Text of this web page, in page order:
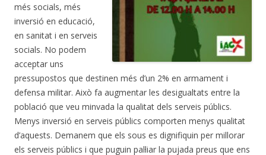
més socials, més
inversió en educació,
en sanitat i en serveis
socials. No podem
acceptar uns
pressupostos que destinen més d’un 2% en armament i
defensa militar. Això fa augmentar les desigualtats entre la
població que veu minvada la qualitat dels serveis públics.
Menys inversió en serveis públics comporten menys qualitat
d’aquests. Demanem que els sous es dignifiquin per millorar
els serveis públics i que puguin pal·liar la pujada preus que ens